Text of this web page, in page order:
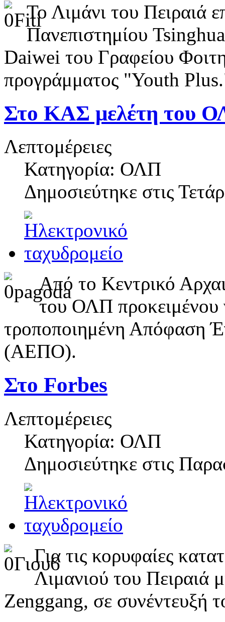
Το Λιμάνι του Πειραιά
Πανεπιστημίου
Daiwei του Γραφείου
προγράμματος "Youth
Στο ΚΑΣ μελέτη του
Λεπτομέρειες
Κατηγορία: ΟΛΠ
Δημοσιεύτηκε στις
Από το Κεντρικό
του ΟΛΠ προκειμένου
τροποποιημένη Απόφαση
(ΑΕΠΟ).
Στο Forbes
Λεπτομέρειες
Κατηγορία: ΟΛΠ
Δημοσιεύτηκε στις
Για τις κορυφαίες
Λιμανιού του
Zenggang, σε συνέντευξή